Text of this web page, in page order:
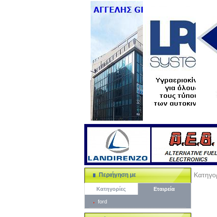
Περιήγηση με
Κατηγορίες Εταιρεία
ford